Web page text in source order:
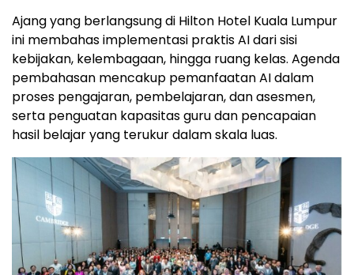
Ajang yang berlangsung di Hilton Hotel Kuala Lumpur
ini membahas implementasi praktis AI dari sisi
kebijakan, kelembagaan, hingga ruang kelas. Agenda
pembahasan mencakup pemanfaatan AI dalam
proses pengajaran, pembelajaran, dan asesmen,
serta penguatan kapasitas guru dan pencapaian
hasil belajar yang terukur dalam skala luas.